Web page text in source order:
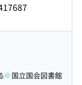
国立国会図書館